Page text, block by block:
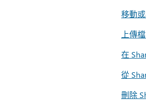
移動
上傳
在
從
刪除